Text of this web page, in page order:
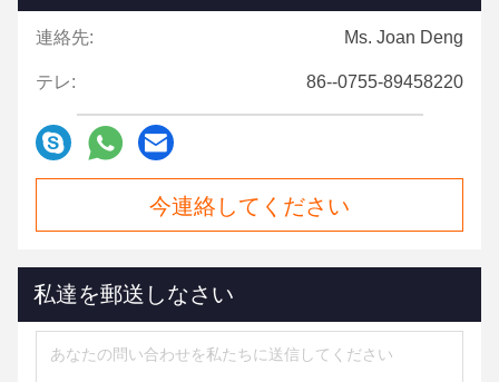
連絡先: Ms. Joan Deng
テレ: 86--0755-89458220
今連絡してください
私達を郵送しなさい